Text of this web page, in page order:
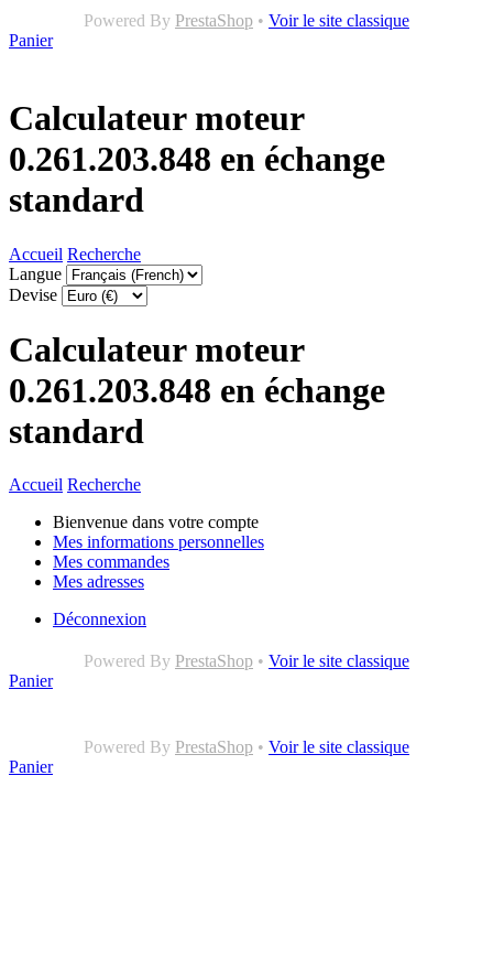
Powered By PrestaShop • Voir le site classique
Panier
Calculateur moteur
0.261.203.848 en échange
standard
Accueil Recherche
Langue
Devise
Calculateur moteur
0.261.203.848 en échange
standard
Accueil Recherche
Bienvenue dans votre compte
Mes informations personnelles
Mes commandes
Mes adresses
Déconnexion
Powered By PrestaShop • Voir le site classique
Panier
Powered By PrestaShop • Voir le site classique
Panier